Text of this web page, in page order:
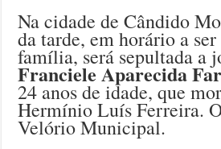
Na cidade de Cândido
da tarde, em horário a
família, será sepultada a
Franciele Aparecida
24 anos de idade, que
Hermínio Luís Ferreira.
Velório Municipal.